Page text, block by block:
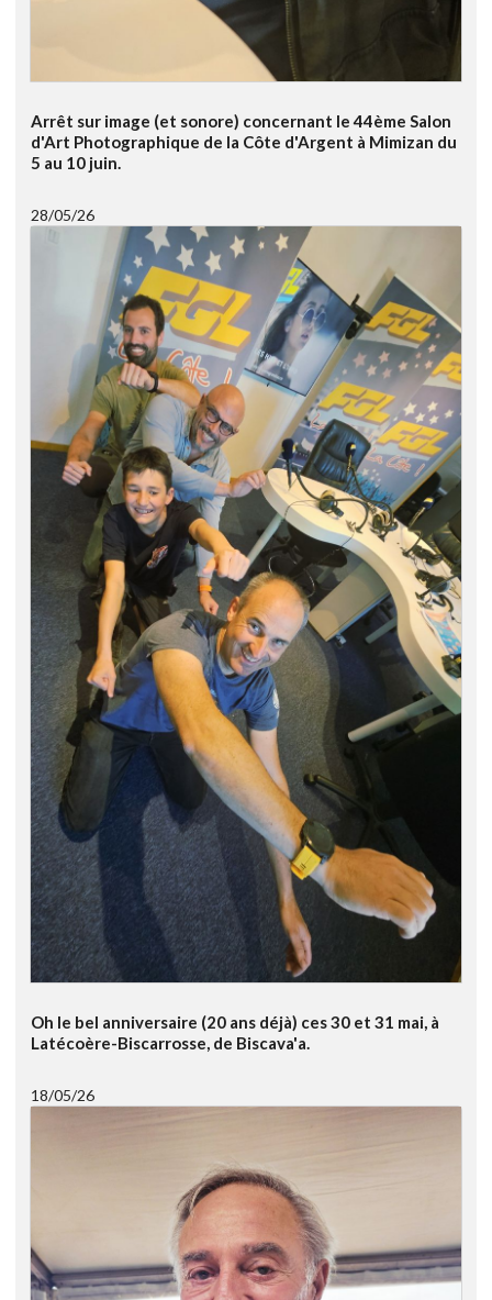
Arrêt sur image (et sonore) concernant le 44ème Salon
d'Art Photographique de la Côte d'Argent à Mimizan du
5 au 10 juin.
28/05/26
Oh le bel anniversaire (20 ans déjà) ces 30 et 31 mai, à
Latécoère-Biscarrosse, de Biscava'a.
18/05/26